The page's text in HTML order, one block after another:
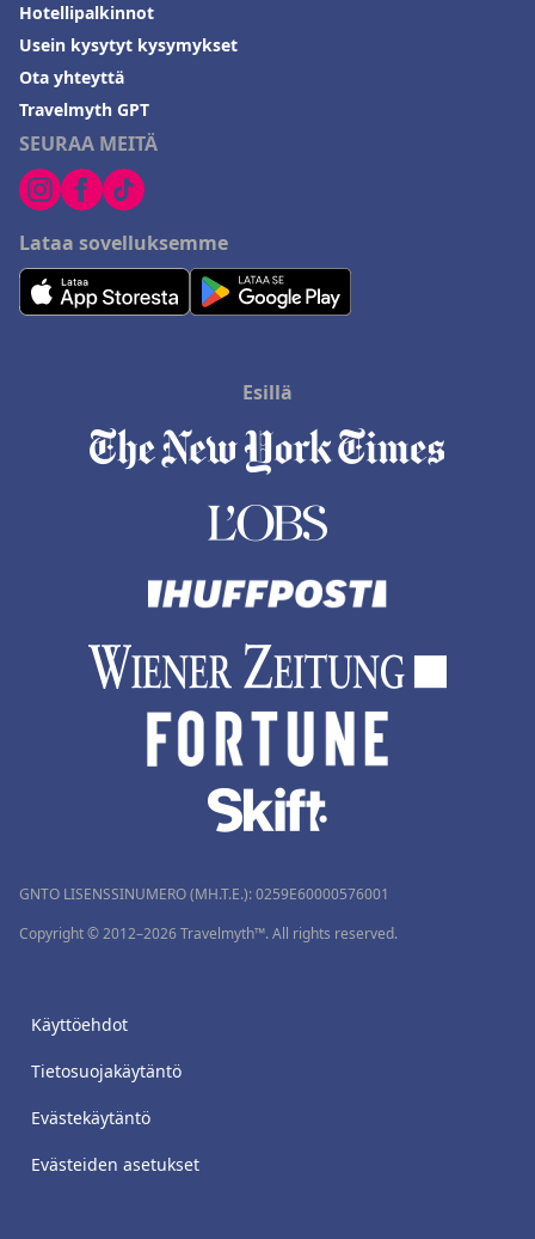
SEURAA MEITÄ
Lataa sovelluksemme
Hotellipalkinnot
Usein kysytyt kysymykset
Ota yhteyttä
Travelmyth GPT
Esillä
GNTO LISENSSINUMERO (MH.T.E.): 0259Ε60000576001
Copyright © 2012–2026 Travelmyth™. All rights reserved.
Käyttöehdot
Tietosuojakäytäntö
Evästekäytäntö
Evästeiden asetukset